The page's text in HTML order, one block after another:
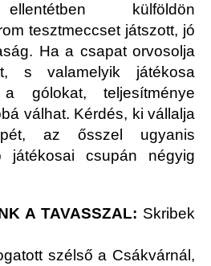
külföldön
tesztmeccset játszott, jó
Ha a csapat orvosolja
s valamelyik játékosa
gólokat, teljesítménye
válhat. Kérdés, ki vállalja
az ősszel ugyanis
játékosai csupán négyig
A TAVASSZAL: Skribek
szélső a Csákvárnál,